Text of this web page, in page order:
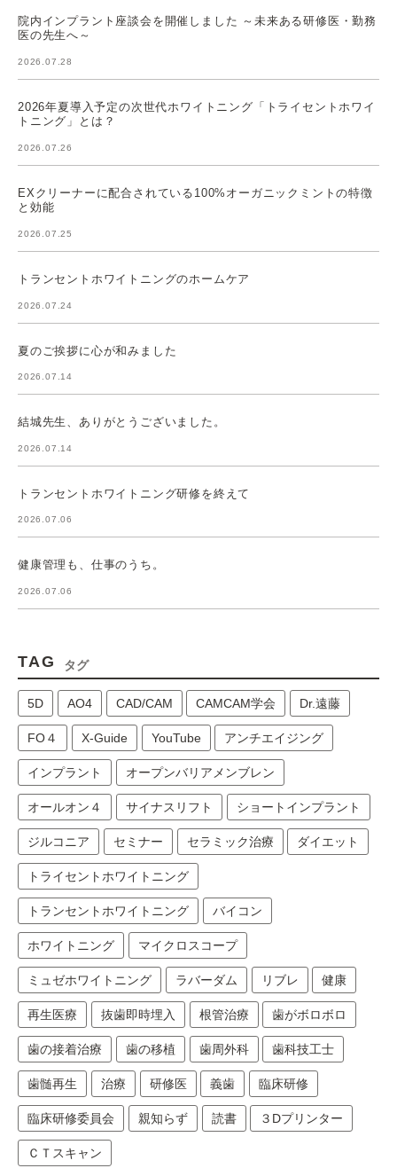
院内インプラント座談会を開催しました ～未来ある研修医・勤務
医の先生へ～
2026.07.28
2026年夏導入予定の次世代ホワイトニング「トライセントホワイ
トニング」とは？
2026.07.26
EXクリーナーに配合されている100%オーガニックミントの特徴
と効能
2026.07.25
トランセントホワイトニングのホームケア
2026.07.24
夏のご挨拶に心が和みました
2026.07.14
結城先生、ありがとうございました。
2026.07.14
トランセントホワイトニング研修を終えて
2026.07.06
健康管理も、仕事のうち。
2026.07.06
TAG タグ
5D AO4 CAD/CAM CAMCAM学会 Dr.遠藤
FO４ X-Guide YouTube アンチエイジング
インプラント オープンバリアメンブレン
オールオン４ サイナスリフト ショートインプラント
ジルコニア セミナー セラミック治療 ダイエット
トライセントホワイトニング
トランセントホワイトニング バイコン
ホワイトニング マイクロスコープ
ミュゼホワイトニング ラバーダム リブレ 健康
再生医療 抜歯即時埋入 根管治療 歯がボロボロ
歯の接着治療 歯の移植 歯周外科 歯科技工士
歯髄再生 治療 研修医 義歯 臨床研修
臨床研修委員会 親知らず 読書 ３Dプリンター
ＣＴスキャン